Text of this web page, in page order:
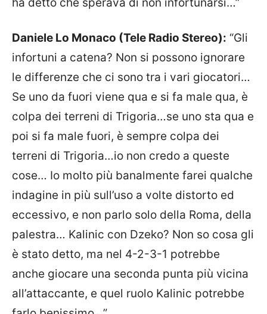
ha detto che sperava di non infortunarsi…”
Daniele Lo Monaco (Tele Radio Stereo): “Gli
infortuni a catena? Non si possono ignorare
le differenze che ci sono tra i vari giocatori…
Se uno da fuori viene qua e si fa male qua, è
colpa dei terreni di Trigoria…se uno sta qua e
poi si fa male fuori, è sempre colpa dei
terreni di Trigoria…io non credo a queste
cose… Io molto più banalmente farei qualche
indagine in più sull’uso a volte distorto ed
eccessivo, e non parlo solo della Roma, della
palestra… Kalinic con Dzeko? Non so cosa gli
è stato detto, ma nel 4-2-3-1 potrebbe
anche giocare una seconda punta più vicina
all’attaccante, e quel ruolo Kalinic potrebbe